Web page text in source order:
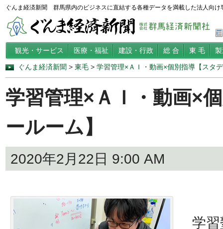
ぐんま経済新聞 群馬県内のビジネスに直結する各種データを満載した法人向け
観光・サービス 医療・福祉 建設・行政 総 合 東 毛
ぐんま経済新聞 > 東毛 > 学習管理×ＡＩ・動画×個別指導【スタ
学習管理×ＡＩ・動画×
ールーム】
2020年2月22日 9:00 AM
学習